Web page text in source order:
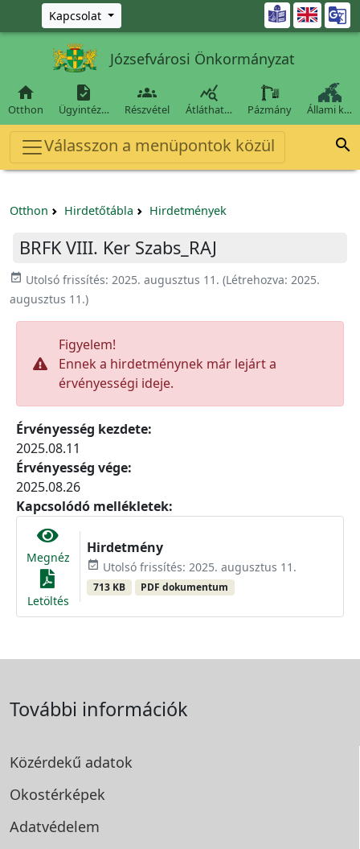
Ugrás a fő tartalomra
Kapcsolat 
Józsefvárosi Önkormányzat

Otthon

Ügyintéz…

Részvétel

Átláthat… Pázmány Állami k…
Válasszon a menüpontok közül 
Otthon Hirdetőtábla Hirdetmények
BRFK VIII. Ker Szabs_RAJ
event_available Utolsó frissítés: 2025. augusztus 11. (Létrehozva: 2025.
augusztus 11.)
Figyelem!
Ennek a hirdetménynek már lejárt a
érvényességi ideje.
Érvényesség kezdete:
2025.08.11
Érvényesség vége:
2025.08.26
Kapcsolódó mellékletek:
Megnéz
Letöltés
Hirdetmény
event_available Utolsó frissítés: 2025. augusztus 11.
713 KB PDF dokumentum
További információk
Közérdekű adatok
Okostérképek
Adatvédelem